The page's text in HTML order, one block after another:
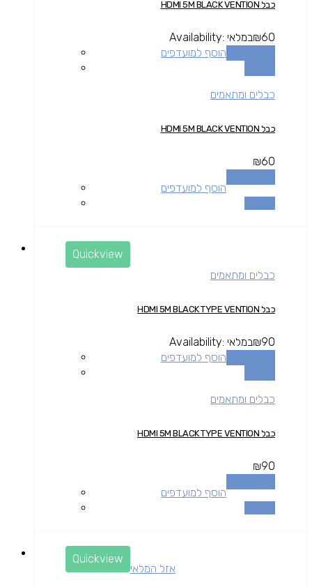
כבל HDMI 5M BLACK VENTION
₪60
Availability: במלאי
הוסף למועדפים
כבלים ומתאמים
כבל HDMI 5M BLACK VENTION
₪60
הוסף למועדפים
Quickview
כבלים ומתאמים
כבל HDMI 5M BLACK TYPE VENTION
₪90
Availability: במלאי
הוסף למועדפים
כבלים ומתאמים
כבל HDMI 5M BLACK TYPE VENTION
₪90
הוסף למועדפים
Quickview
אזל המלאי